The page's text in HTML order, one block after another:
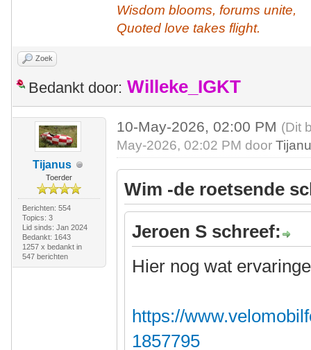
Wisdom blooms, forums unite,
Quoted love takes flight.
Zoek
Bedankt door: Willeke_IGKT
Tijanus
Toerder
Berichten: 554
Topics: 3
Lid sinds: Jan 2024
Bedankt: 1643
1257 x bedankt in
547 berichten
10-May-2026, 02:00 PM (Dit
May-2026, 02:02 PM door
Wim -de roetsende
Jeroen S schreef:
Hier nog wat
https://
1857795